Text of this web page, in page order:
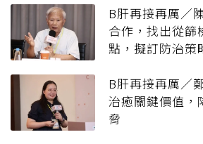
B肝再接再厲／
合作，找出從篩
點，擬訂防治策
B肝再接再厲／
治癒關鍵價值，
脅